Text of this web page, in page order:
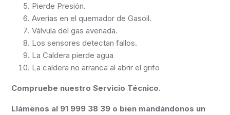
Pierde Presión.
Averías en el quemador de Gasoil.
Válvula del gas averiada.
Los sensores detectan fallos.
La Caldera pierde agua
La caldera no arranca al abrir el grifo
Compruebe nuestro Servicio Técnico.
Llámenos al 91 999 38 39 o bien mandándonos un